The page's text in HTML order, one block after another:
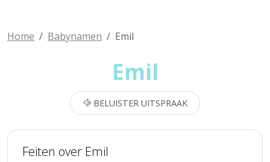
Home Babynamen Emil
Emil
BELUISTER UITSPRAAK
Feiten over Emil